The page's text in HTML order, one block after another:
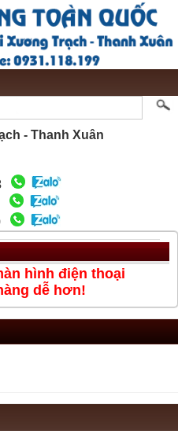
- Thanh Xuân
hình điện thoại
dễ hơn!